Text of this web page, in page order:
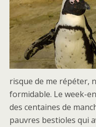
risque de me répéter,
formidable. Le week-
des centaines de
pauvres bestioles qui